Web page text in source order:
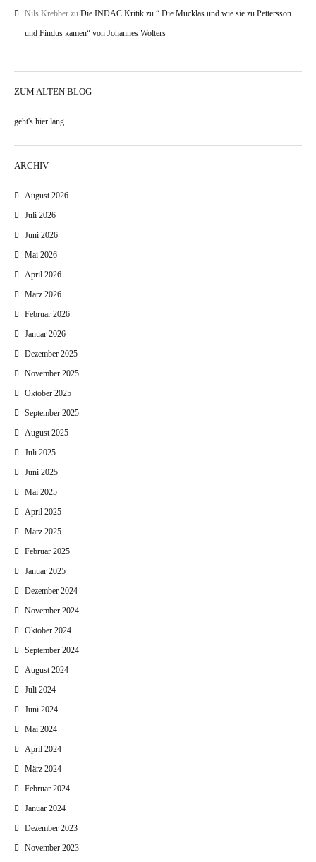
Nils Krebber zu Die INDAC Kritik zu “ Die Mucklas und wie sie zu Pettersson
und Findus kamen“ von Johannes Wolters
ZUM ALTEN BLOG
geht's hier lang
ARCHIV
August 2026
Juli 2026
Juni 2026
Mai 2026
April 2026
März 2026
Februar 2026
Januar 2026
Dezember 2025
November 2025
Oktober 2025
September 2025
August 2025
Juli 2025
Juni 2025
Mai 2025
April 2025
März 2025
Februar 2025
Januar 2025
Dezember 2024
November 2024
Oktober 2024
September 2024
August 2024
Juli 2024
Juni 2024
Mai 2024
April 2024
März 2024
Februar 2024
Januar 2024
Dezember 2023
November 2023